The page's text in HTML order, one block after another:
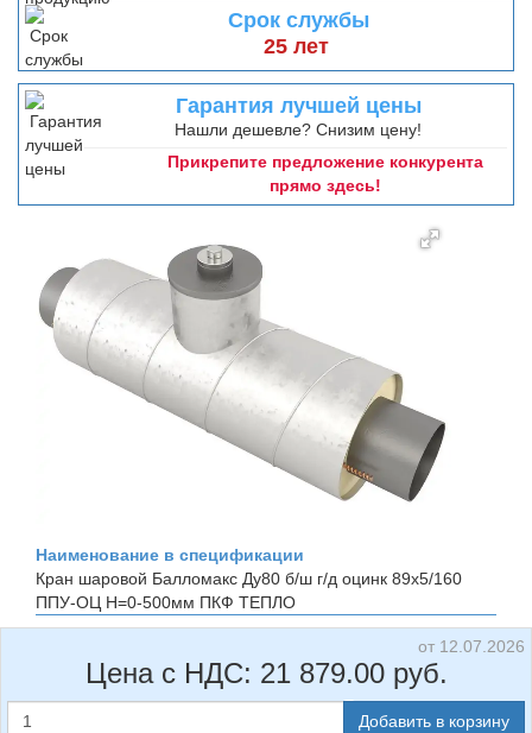
Срок службы
25 лет
Гарантия лучшей цены
Нашли дешевле? Снизим цену!
Прикрепите предложение конкурента
прямо здесь!
Наименование в спецификации
Кран шаровой Балломакс Ду80 б/ш г/д оцинк 89х5/160
ППУ-ОЦ H=0-500мм ПКФ ТЕПЛО
от 12.07.2026
Цена с НДС: 21 879.00руб.
Добавить в корзину